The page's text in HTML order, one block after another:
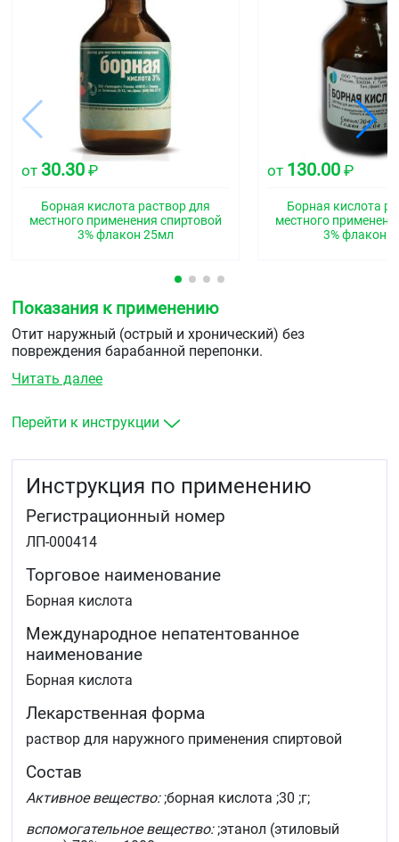
от 30.30 ₽
Борная кислота раствор для
местного применения спиртовой
3% флакон 25мл
от 130.00 ₽
Борная кислота
местного
3% флакон
Показания к применению
Отит наружный (острый и хронический) без
повреждения барабанной перепонки.
Читать далее
Перейти к инструкции
Инструкция по применению
Регистрационный номер
ЛП-000414
Торговое наименование
Борная кислота
Международное непатентованное
наименование
Борная кислота
Лекарственная форма
раствор для наружного применения спиртовой
Состав
Активное вещество:;борная кислота ;30 ;г;
вспомогательное вещество:;этанол (этиловый